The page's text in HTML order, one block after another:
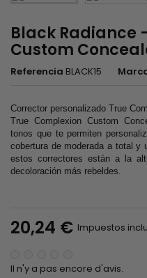
Black Radiance
Custom
Referencia BLACK15
Corrector personalizado True
True Complexion Custom
tonos que te permiten
cobertura de moderada a total y
estos correctores están a la
decoloración más rebeldes.
20,24 € Impuestos
Il n'y a pas encore d'avis.